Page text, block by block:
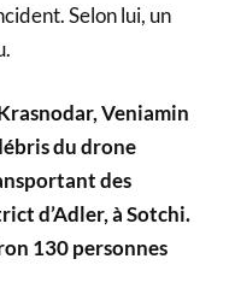
Selon lui, un
Veniamin
du drone
des
d’Adler, à Sotchi.
130 personnes